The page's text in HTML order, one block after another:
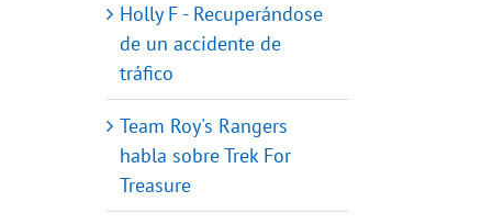
Holly F - Recuperándose
de un accidente de
tráfico
Team Roy's Rangers
habla sobre Trek For
Treasure